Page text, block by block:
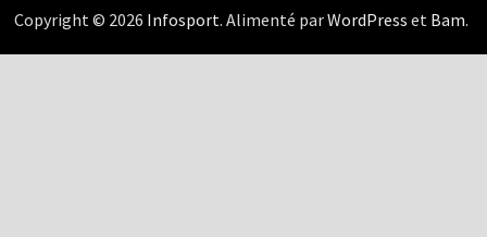
Copyright © 2026 Infosport. Alimenté parWordPress et Bam.